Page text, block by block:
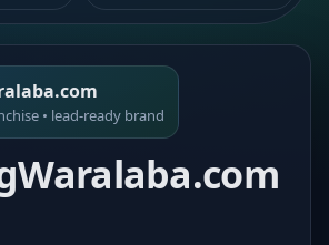
• lead-ready brand